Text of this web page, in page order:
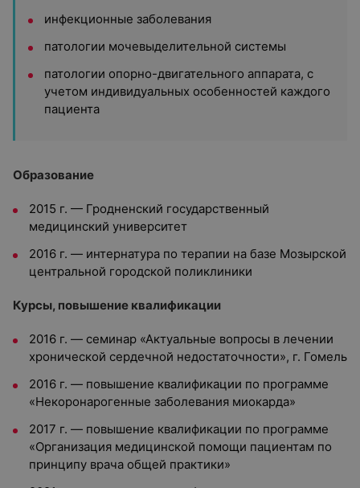
инфекционные заболевания
патологии мочевыделительной системы
патологии опорно-двигательного аппарата, с
учетом индивидуальных особенностей каждого
пациента
Образование
2015 г. — Гродненский государственный
медицинский университет
2016 г. — интернатура по терапии на базе Мозырской
центральной городской поликлиники
Курсы, повышение квалификации
2016 г. — семинар «Актуальные вопросы в лечении
хронической сердечной недостаточности», г. Гомель
2016 г. — повышение квалификации по программе
«Некоронарогенные заболевания миокарда»
2017 г. — повышение квалификации по программе
«Организация медицинской помощи пациентам по
принципу врача общей практики»